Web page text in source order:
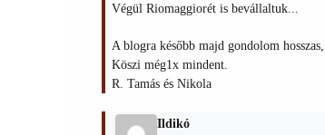
Végül Riomaggiorét is bevállaltuk...
A blogra később majd gondolom
Köszi még1x mindent.
R. Tamás és Nikola
Ildikó